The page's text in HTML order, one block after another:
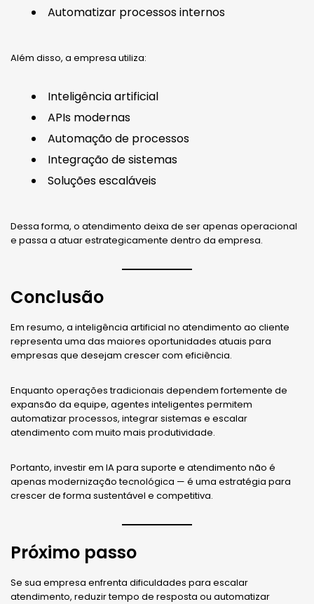
Automatizar processos internos
Além disso, a empresa utiliza:
Inteligência artificial
APIs modernas
Automação de processos
Integração de sistemas
Soluções escaláveis
Dessa forma, o atendimento deixa de ser apenas operacional
e passa a atuar estrategicamente dentro da empresa.
Conclusão
Em resumo, a inteligência artificial no atendimento ao cliente
representa uma das maiores oportunidades atuais para
empresas que desejam crescer com eficiência.
Enquanto operações tradicionais dependem fortemente de
expansão da equipe, agentes inteligentes permitem
automatizar processos, integrar sistemas e escalar
atendimento com muito mais produtividade.
Portanto, investir em IA para suporte e atendimento não é
apenas modernização tecnológica — é uma estratégia para
crescer de forma sustentável e competitiva.
Próximo passo
Se sua empresa enfrenta dificuldades para escalar
atendimento, reduzir tempo de resposta ou automatizar